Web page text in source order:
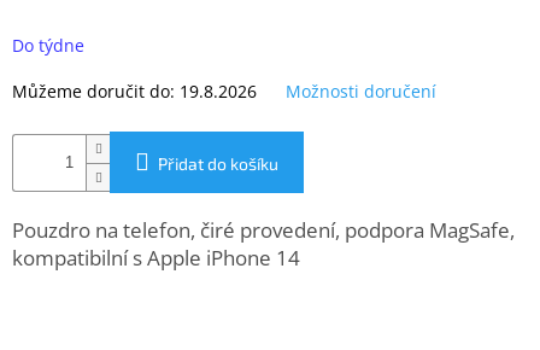
Rozšíření
záruk
pojištění
ESSOX
www.inpraise.cz
cena:
Do týdne
Můžeme doručit do: 19.8.2026 Možnosti doručení
Přidat do košíku
Pouzdro na telefon, čiré provedení, podpora MagSafe,
kompatibilní s Apple iPhone 14